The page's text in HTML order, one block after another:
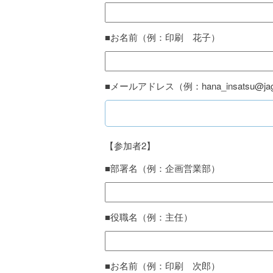
■お名前（例：印刷 花子）
■メールアドレス（例：
【参加者2】
■部署名（例：企画営業部）
■役職名（例：主任）
■お名前（例：印刷 次郎）